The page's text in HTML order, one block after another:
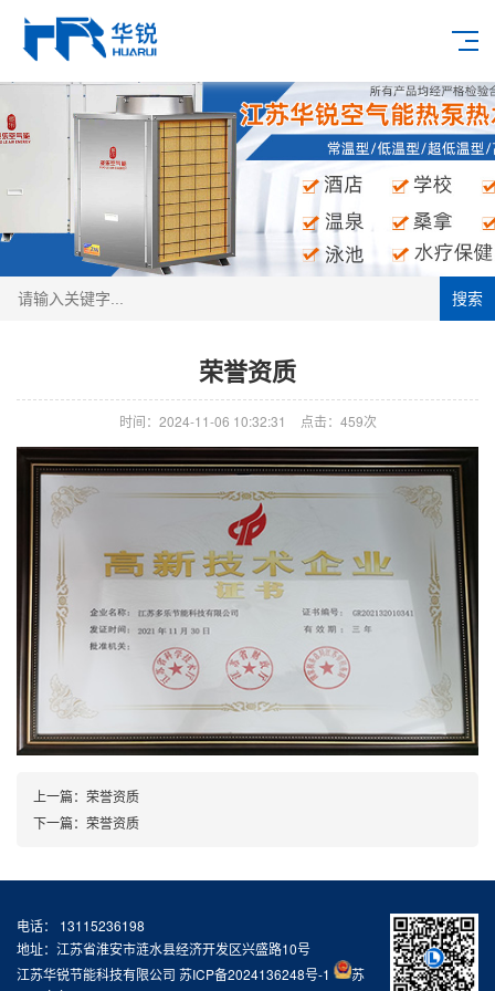
搜索
荣誉资质
时间：2024-11-06 10:32:31 点击：459次
上一篇： 荣誉资质
下一篇： 荣誉资质
电话： 13115236198
地址：江苏省淮安市涟水县经济开发区兴盛路10号
江苏华锐节能科技有限公司 苏ICP备2024136248号-1
苏